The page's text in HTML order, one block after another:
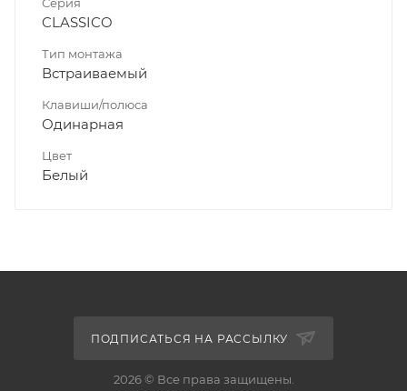
CLASSICO
Тип монтажа
Встраиваемый
Клавиши/полюса
Одинарная
Цвет
Белый
ПОДПИСАТЬСЯ НА РАССЫЛКУ
2026 © Все права защищены.